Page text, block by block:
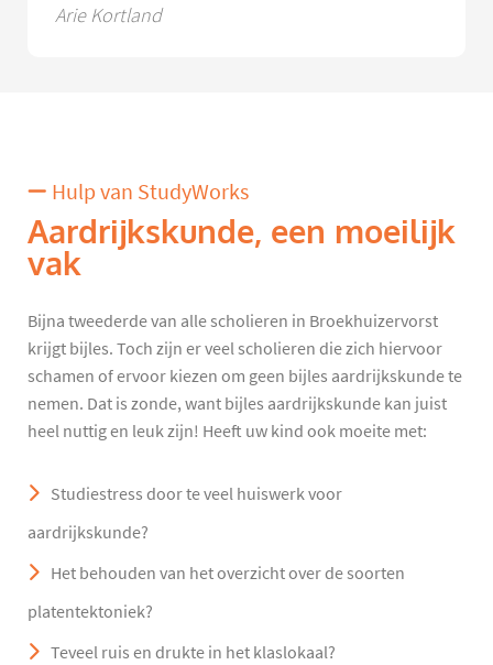
Arie Kortland
Hulp van StudyWorks
Aardrijkskunde, een moeilijk
vak
Bijna tweederde van alle scholieren in Broekhuizervorst
krijgt bijles. Toch zijn er veel scholieren die zich hiervoor
schamen of ervoor kiezen om geen bijles aardrijkskunde te
nemen. Dat is zonde, want bijles aardrijkskunde kan juist
heel nuttig en leuk zijn! Heeft uw kind ook moeite met:
Studiestress door te veel huiswerk voor
aardrijkskunde?
Het behouden van het overzicht over de soorten
platentektoniek?
Teveel ruis en drukte in het klaslokaal?